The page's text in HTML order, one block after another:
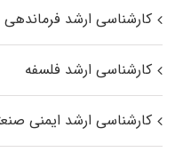
کارشناسی ارشد
کارشناسی ارشد فلسفه
کارشناسی ارشد ایمنی